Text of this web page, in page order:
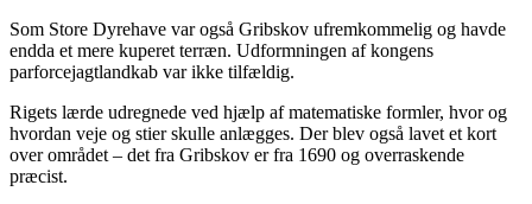
Som Store Dyrehave var også Gribskov ufremkommelig og havde
endda et mere kuperet terræn. Udformningen af kongens
parforcejagtlandkab var ikke tilfældig.
Rigets lærde udregnede ved hjælp af matematiske formler, hvor og
hvordan veje og stier skulle anlægges. Der blev også lavet et kort
over området – det fra Gribskov er fra 1690 og overraskende
præcist.